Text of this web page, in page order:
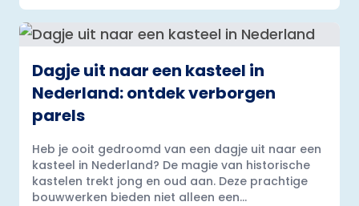
Dagje uit naar een kasteel in
Nederland: ontdek verborgen
parels
Heb je ooit gedroomd van een dagje uit naar een
kasteel in Nederland? De magie van historische
kastelen trekt jong en oud aan. Deze prachtige
bouwwerken bieden niet alleen een...